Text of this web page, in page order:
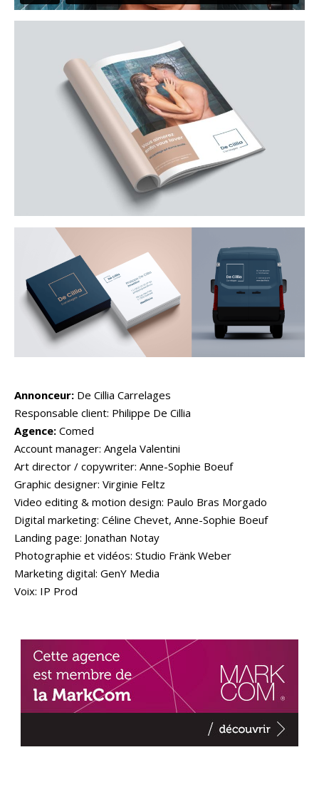
Annonceur: De Cillia Carrelages
Responsable client: Philippe De Cillia
Agence: Comed
Account manager: Angela Valentini
Art director / copywriter: Anne-Sophie Boeuf
Graphic designer: Virginie Feltz
Video editing & motion design: Paulo Bras Morgado
Digital marketing: Céline Chevet, Anne-Sophie Boeuf
Landing page: Jonathan Notay
Photographie et vidéos: Studio Fränk Weber
Marketing digital: GenY Media
Voix: IP Prod